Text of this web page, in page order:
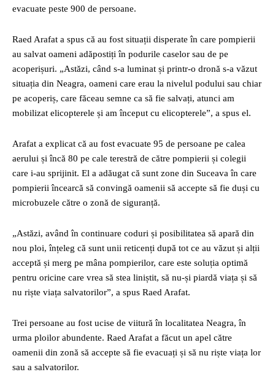
evacuate peste 900 de persoane.
Raed Arafat a spus că au fost situații disperate în care pompierii
au salvat oameni adăpostiți în podurile caselor sau de pe
acoperișuri. „Astăzi, când s-a luminat și printr-o dronă s-a văzut
situația din Neagra, oameni care erau la nivelul podului sau chiar
pe acoperiș, care făceau semne ca să fie salvați, atunci am
mobilizat elicopterele și am început cu elicopterele”, a spus el.
Arafat a explicat că au fost evacuate 95 de persoane pe calea
aerului și încă 80 pe cale terestră de către pompierii și colegii
care i-au sprijinit. El a adăugat că sunt zone din Suceava în care
pompierii încearcă să convingă oamenii să accepte să fie duși cu
microbuzele către o zonă de siguranță.
„Astăzi, având în continuare coduri și posibilitatea să apară din
nou ploi, înțeleg că sunt unii reticenți după tot ce au văzut și alții
acceptă și merg pe mâna pompierilor, care este soluția optimă
pentru oricine care vrea să stea liniștit, să nu-și piardă viața și să
nu riște viața salvatorilor”, a spus Raed Arafat.
Trei persoane au fost ucise de viitură în localitatea Neagra, în
urma ploilor abundente. Raed Arafat a făcut un apel către
oamenii din zonă să accepte să fie evacuați și să nu riște viața lor
sau a salvatorilor.